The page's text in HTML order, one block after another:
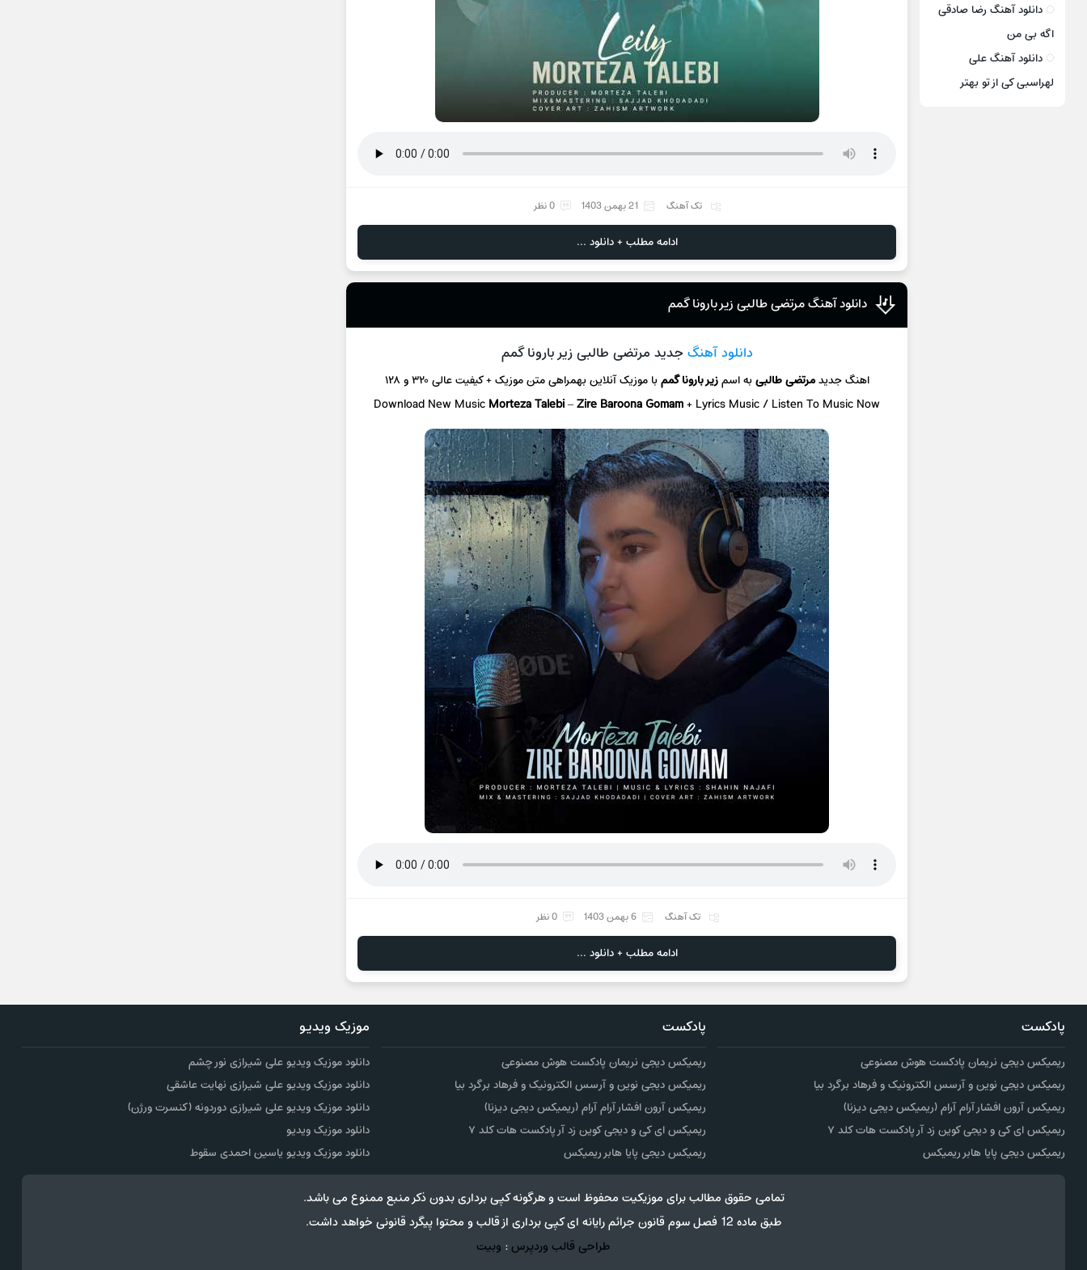
تک آهنگ 21 بهمن 1403 0 نظر
ادامه مطلب + دانلود ...
دانلود آهنگ مرتضی طالبی زیر بارونا گمم
دانلود آهنگ جدید مرتضی طالبی زیر بارونا گمم
اهنگ جدیدمرتضی طالبیبه اسمزیر بارونا گممبا موزیک آنلاینبهمراهی متن موزیک + کیفیت عالی ۳۲۰ و ۱۲۸
Download New Music Morteza Talebi–Zire Baroona Gomam+ Lyrics Music / Listen To Music Now
تک آهنگ 6 بهمن 1403 0 نظر
ادامه مطلب + دانلود ...
دانلود آهنگ رضا صادقی
اگه بی من
دانلود آهنگ علی
لهراسبی کی از تو ‌بهتر
پادکست
ریمیکس دیجی نریمان پادکست هوش مصنوعی
ریمیکس دیجی نوین و آرسس الکترونیک و فرهاد برگرد بیا
ریمیکس آرون افشار آرام آرام (ریمیکس دیجی دیزنا)
ریمیکس ای کی و دیجی کوین زد آر پادکست هات کلد ۷
ریمیکس دیجی پایا هابر ریمیکس
پادکست
ریمیکس دیجی نریمان پادکست هوش مصنوعی
ریمیکس دیجی نوین و آرسس الکترونیک و فرهاد برگرد بیا
ریمیکس آرون افشار آرام آرام (ریمیکس دیجی دیزنا)
ریمیکس ای کی و دیجی کوین زد آر پادکست هات کلد ۷
ریمیکس دیجی پایا هابر ریمیکس
موزیک ویدیو
دانلود موزیک ویدیو علی شیرازی نور چشم
دانلود موزیک ویدیو علی شیرازی نهایت عاشقی
دانلود موزیک ویدیو علی شیرازی دوردونه (کنسرت ورژن)
دانلود موزیک ویدیو
دانلود موزیک ویدیو یاسین احمدی سقوط
تمامی حقوق مطالب برای موزیکیت محفوظ است و هرگونه کپی برداری بدون ذکر منبع ممنوع می باشد.
طبق ماده 12 فصل سوم قانون جرائم رایانه ای کپی برداری از قالب و محتوا پیگرد قانونی خواهد داشت.
طراحی قالب وردپرس: وبیت